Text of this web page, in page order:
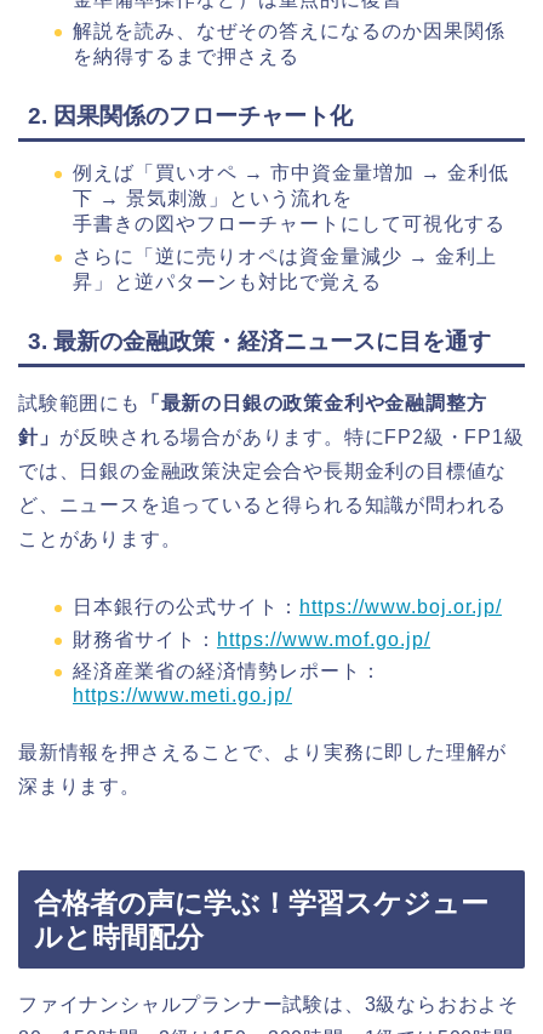
解説を読み、なぜその答えになるのか因果関係
を納得するまで押さえる
2. 因果関係のフローチャート化
例えば「買いオペ → 市中資金量増加 → 金利低
下 → 景気刺激」という流れを
手書きの図やフローチャートにして可視化する
さらに「逆に売りオペは資金量減少 → 金利上
昇」と逆パターンも対比で覚える
3. 最新の金融政策・経済ニュースに目を通す
試験範囲にも
「最新の日銀の政策金利や金融調整方
針」 が反映される場合があります。特にFP2級・FP1級
では、日銀の金融政策決定会合や長期金利の目標値な
ど、ニュースを追っていると得られる知識が問われる
ことがあります。
日本銀行の公式サイト： https://www.boj.or.jp/
財務省サイト： https://www.mof.go.jp/
経済産業省の経済情勢レポート：
https://www.meti.go.jp/
最新情報を押さえることで、より実務に即した理解が
深まります。
合格者の声に学ぶ！学習スケジュー
ルと時間配分
ファイナンシャルプランナー試験は、3級ならおおよそ